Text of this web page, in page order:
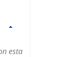
esta